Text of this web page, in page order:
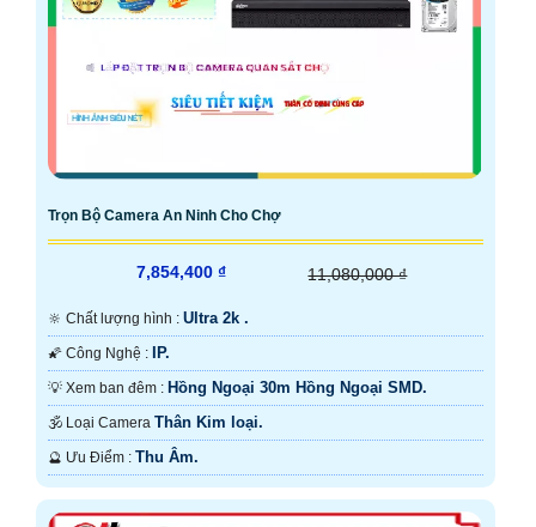
Trọn Bộ Camera An Ninh Cho Chợ
7,854,400 ₫ 11,080,000 ₫
🔆 Chất lượng hình : Ultra 2k .
🌠 Công Nghệ : IP.
💡 Xem ban đêm : Hồng Ngoại 30m Hồng Ngoại SMD.
🕉️ Loại Camera Thân Kim loại.
️🔮 Ưu Điểm : Thu Âm.